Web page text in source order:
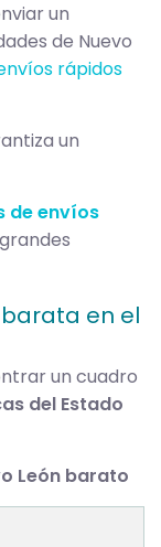
un
de Nuevo
rápidos
un
de envíos
en el
un cuadro
del Estado
León barato